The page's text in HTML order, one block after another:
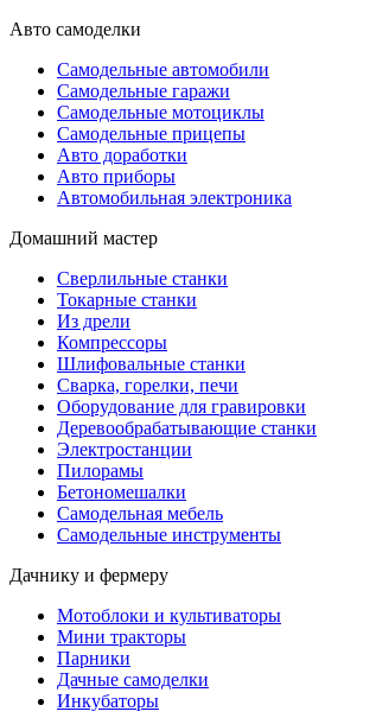
Авто самоделки
Самодельные автомобили
Самодельные гаражи
Самодельные мотоциклы
Самодельные прицепы
Авто доработки
Авто приборы
Автомобильная электроника
Домашний мастер
Сверлильные станки
Токарные станки
Из дрели
Компрессоры
Шлифовальные станки
Сварка, горелки, печи
Оборудование для гравировки
Деревообрабатывающие станки
Электростанции
Пилорамы
Бетономешалки
Самодельная мебель
Самодельные инструменты
Дачнику и фермеру
Мотоблоки и культиваторы
Мини тракторы
Парники
Дачные самоделки
Инкубаторы